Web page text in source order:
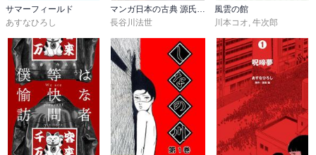
サマーフィールド
あすなひろし
マンガ日本の古典 源氏物語
長谷川法世
風雲の館
川本コオ, 牛次郎